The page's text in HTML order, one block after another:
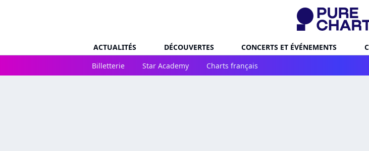
ACTUALITÉS DÉCOUVERTES CONCERTS ET ÉVÉNEMENTS
Billetterie
Star Academy Charts français